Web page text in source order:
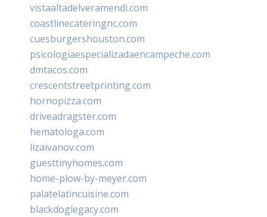
vistaaltadelveramendi.com
coastlinecateringnc.com
cuesburgershouston.com
psicologiaespecializadaencampeche.com
dmtacos.com
crescentstreetprinting.com
hornopizza.com
driveadragster.com
hematologa.com
lizaivanov.com
guesttinyhomes.com
home-plow-by-meyer.com
palatelatincuisine.com
blackdoglegacy.com